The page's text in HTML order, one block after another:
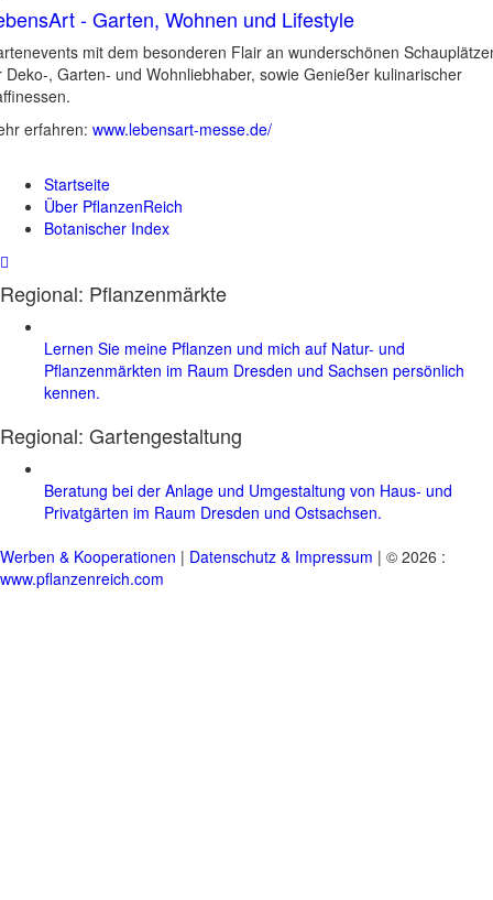
- Garten, Wohnen und Lifestyle
mit dem besonderen Flair an wunderschönen
Deko-, Garten- und Wohnliebhaber, sowie Genießer kulinarischer
erfahren: www.lebensart-messe.de/
Startseite
Über PflanzenReich
Botanischer Index
Regional: Pflanzenmärkte
Lernen Sie meine Pflanzen und mich auf Natur- und
Pflanzenmärkten im Raum Dresden und Sachsen persönlich
kennen.
Regional: Gartengestaltung
Beratung bei der Anlage und Umgestaltung von Haus- und
Privatgärten im Raum Dresden und Ostsachsen.
Werben & Kooperationen | Datenschutz & Impressum | © 2026 :
www.pflanzenreich.com